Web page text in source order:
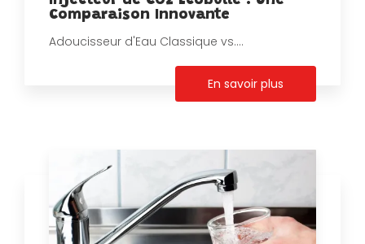
Comparaison Innovante
Adoucisseur d'Eau Classique vs....
En savoir plus